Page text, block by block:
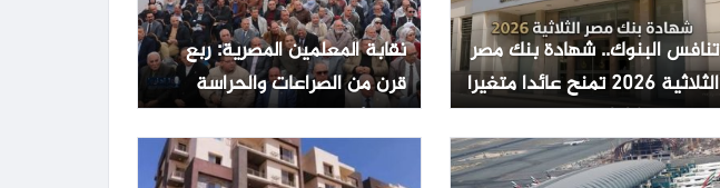
تنافس البنوك.. شهادة بنك مصر
الثلاثية 2026 تمنح عائدا متغيرا
يصل الى 19.82% مع صرف
شهري
نقابة المعلمين المصرية: ربع
قرن من الصراعات والحراسة
القضائية وانتخابات وحيدة